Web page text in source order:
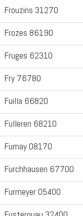
Frouzins 31270
Frozes 86190
Fruges 62310
Fry 76780
Fuilla 66820
Fulleren 68210
Fumay 08170
Furchhausen 67700
Furmeyer 05400